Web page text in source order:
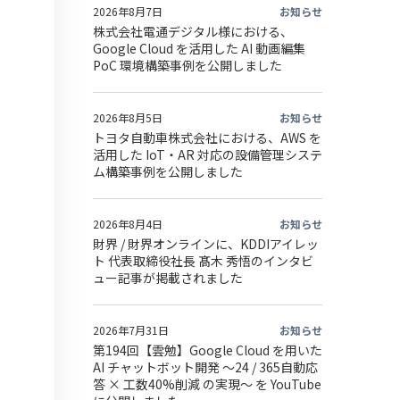
2026年8月7日 お知らせ
株式会社電通デジタル様における、
Google Cloud を活用した AI 動画編集
PoC 環境構築事例を公開しました
2026年8月5日 お知らせ
トヨタ自動車株式会社における、AWS を
活用した IoT・AR 対応の設備管理システ
ム構築事例を公開しました
2026年8月4日 お知らせ
財界 / 財界オンラインに、KDDIアイレッ
ト 代表取締役社長 髙木 秀悟のインタビ
ュー記事が掲載されました
2026年7月31日 お知らせ
第194回【雲勉】Google Cloud を用いた
AI チャットボット開発 〜24 / 365自動応
答 × 工数40%削減 の実現〜 を YouTube